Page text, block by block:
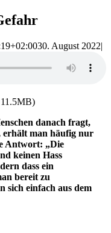
30. August 2022|
danach fragt,
erhält man häufig nur
Antwort: „Die
keinen Hass
dass ein
bereit zu
sich einfach aus dem